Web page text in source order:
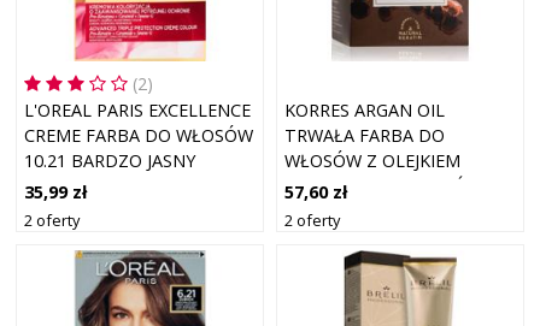
(2)
L'OREAL PARIS EXCELLENCE
CREME FARBA DO WŁOSÓW
10.21 BARDZO JASNY
PERŁOWY BLOND
35,99 zł
2 oferty
KORRES ARGAN OIL
TRWAŁA FARBA DO
WŁOSÓW Z OLEJKIEM
ARGANOWYM ODCIEŃ 9.0
VERY LIGHT BLONDE 50 ML
57,60 zł
2 oferty